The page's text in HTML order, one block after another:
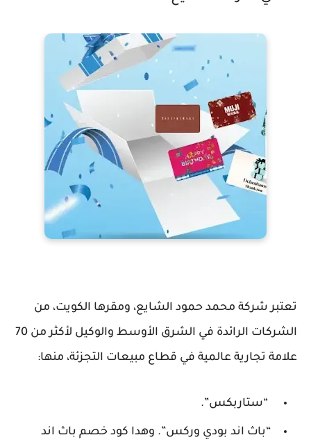
تعتبر شركة محمد حمود الشايع، ومقرها الكويت، من
الشركات الرائدة في الشرق الأوسط والوكيل لأكثر من 70
علامة تجارية عالمية في قطاع مبيعات التجزئة، منها:
“ستاربكس”.
“باث اند بودي وركس”. وهدا كود خصم باث اند